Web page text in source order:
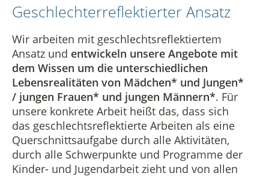
Geschlechterreflektierter Ansatz
Wir arbeiten mit geschlechtsreflektiertem
Ansatz und entwickeln unsere Angebote mit
dem Wissen um die unterschiedlichen
Lebensrealitäten von Mädchen* und Jungen*
/ jungen Frauen* und jungen Männern*. Für
unsere konkrete Arbeit heißt das, dass sich
das geschlechtsreflektierte Arbeiten als eine
Querschnittsaufgabe durch alle Aktivitäten,
durch alle Schwerpunkte und Programme der
Kinder- und Jugendarbeit zieht und von allen